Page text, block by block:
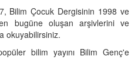
Bilim Çocuk Dergisinin 1998 ve
bugüne oluşan arşivlerini ve
okuyabilirsiniz.
bilim yayını Bilim Genç'e